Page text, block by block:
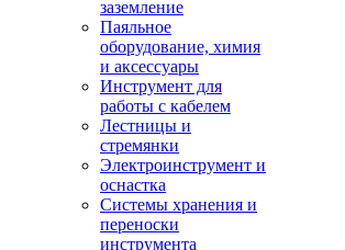
заземление
Паяльное
оборудование, химия
и аксессуары
Инструмент для
работы с кабелем
Лестницы и
стремянки
Электроинструмент и
оснастка
Системы хранения и
переноски
инструмента